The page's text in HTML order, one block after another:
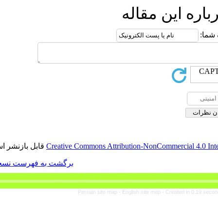
Creative Commonsقابل بازنشر است.
Persian site map -